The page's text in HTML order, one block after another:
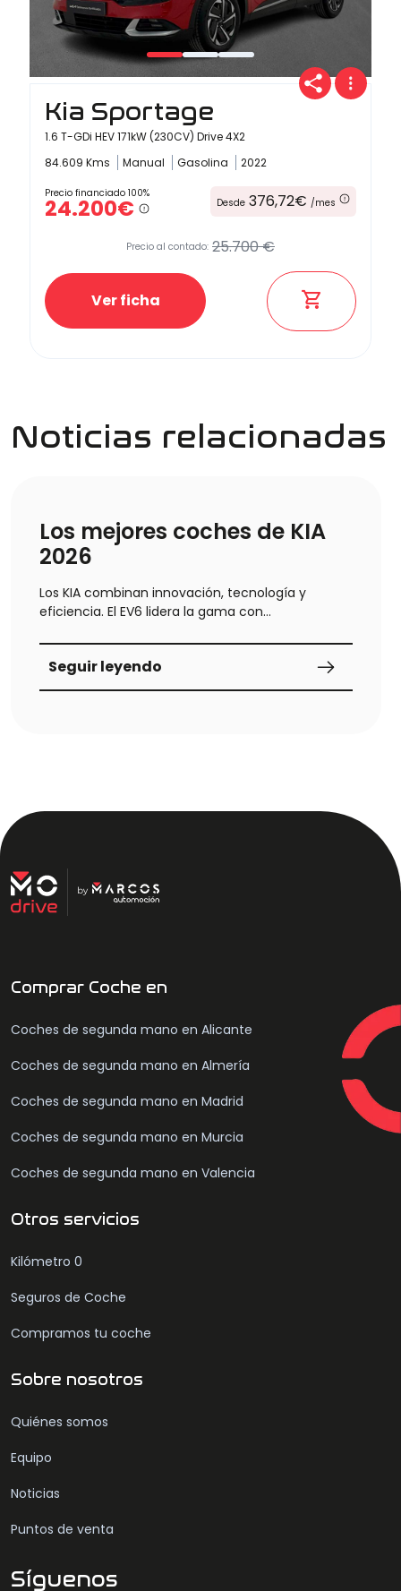
Kia Sportage
1.6 T-GDi HEV 171kW (230CV) Drive 4X2
84.609 Kms
Manual Gasolina 2022
Precio financiado 100%
24.200€ Desde 376,72€ /mes
Precio al contado: 25.700 €
Ver ficha
Noticias relacionadas
Los mejores coches de KIA
2026
Los KIA combinan innovación, tecnología y
eficiencia. El EV6 lidera la gama con
Sportage ofrece espacio y versatilidad. El Ceed
destaca por su rendimiento urbano y el Niro por
su bajo consumo híbrido. Una guía completa
Seguir leyendo
Comprar Coche en
Coches de segunda mano en Alicante
Coches de segunda mano en Almería
Coches de segunda mano en Madrid
Coches de segunda mano en Murcia
Coches de segunda mano en Valencia
Otros servicios
Kilómetro 0
Seguros de Coche
Compramos tu coche
Sobre nosotros
Quiénes somos
Equipo
Noticias
Puntos de venta
Síguenos